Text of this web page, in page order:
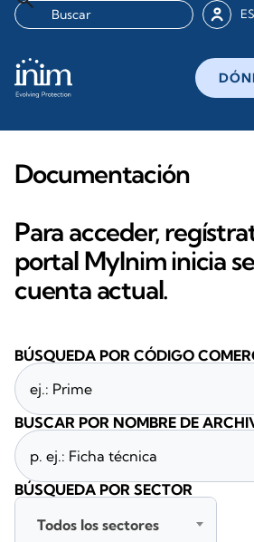
ES
Documentación
Para acceder,
portal MyInim inicia
cuenta actual.
BÚSQUEDA POR CÓDIGO
BUSCAR POR NOMBRE DE
BÚSQUEDA POR SECTOR
Todos los sectores